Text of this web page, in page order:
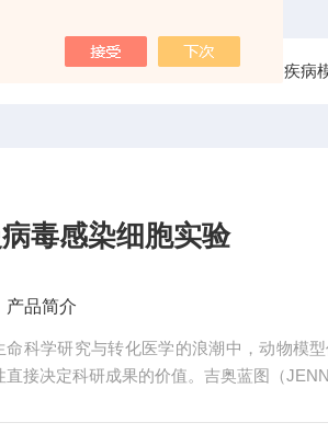
心 动物疾病模型造模服务 动物疾病
毒感染细胞实验
产品简介
命科学研究与转化医学的浪潮中，动物模
直接决定科研成果的价值。吉奥蓝图（
、专业化模型库与标准化服务体系，为全